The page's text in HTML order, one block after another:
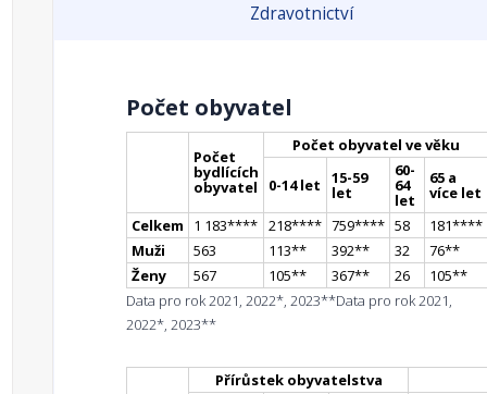
Zdravotnictví
Počet obyvatel
Počet
bydlících
obyvatel
Počet obyvatel ve věku
0-14 let 15-59
let
60-
64
let
65 a
více let
Celkem
1 183**** 218**** 759**** 58 181****
Muži
563 113** 392** 32 76**
Ženy
567 105** 367** 26 105**
Data pro rok 2021, 2022*, 2023**Data pro rok 2021,
2022*, 2023**
Přírůstek obyvatelstva